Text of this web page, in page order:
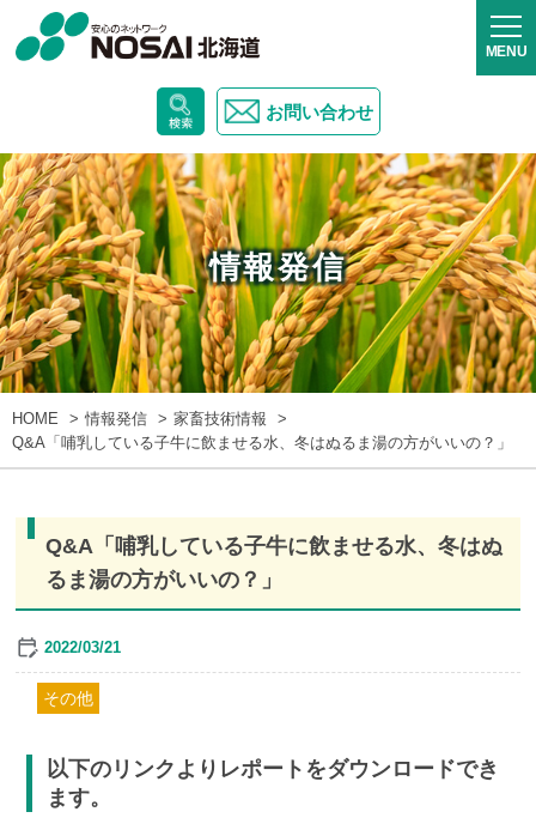
お問い合わせ
情報発信
HOME 情報発信
家畜技術情報
Q&A「哺乳している子牛に飲ませる水、冬はぬるま湯の方がいいの？」
Q&A「哺乳している子牛に飲ませる水、冬はぬ
るま湯の方がいいの？」
2022/03/21
その他
以下のリンクよりレポートをダウンロードでき
ます。